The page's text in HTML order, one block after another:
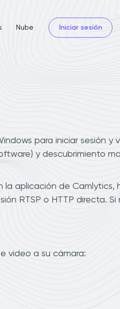
Nube Iniciar sesión
para iniciar sesión y
y descubrimiento
la aplicación de Camlytics,
RTSP o HTTP directa. Si
video a su cámara: